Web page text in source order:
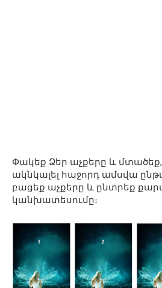
Փակեք Ձեր աչքերը և մտածեք,
ակնկալել հաջորդ ամսվա
բացեք աչքերը և ընտրեք
կանխատեսումը։